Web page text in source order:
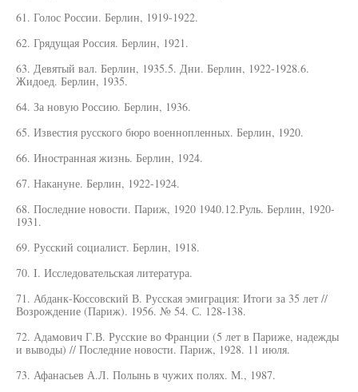
61. Голос России. Берлин, 1919-1922.
62. Грядущая Россия. Берлин, 1921.
63. Девятый вал. Берлин, 1935.5. Дни. Берлин, 1922-1928.6.
Жидоед. Берлин, 1935.
64. За новую Россию. Берлин, 1936.
65. Известия русского бюро военнопленных. Берлин, 1920.
66. Иностранная жизнь. Берлин, 1924.
67. Накануне. Берлин, 1922-1924.
68. Последние новости. Париж, 1920 1940.12.Руль. Берлин, 1920-
1931.
69. Русский социалист. Берлин, 1918.
70. I. Исследовательская литература.
71. Абданк-Коссовский В. Русская эмиграция: Итоги за 35 лет //
Возрождение (Париж). 1956. № 54. С. 128-138.
72. Адамович Г.В. Русские во Франции (5 лет в Париже, надежды
и выводы) // Последние новости. Париж, 1928. 11 июля.
73. Афанасьев А.Л. Полынь в чужих полях. М., 1987.